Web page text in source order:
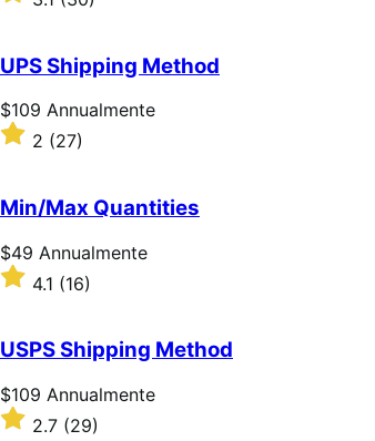
Annualmente
3.1
5
stelle
UPS Shipping Method
Prezzo
$109
Annualmente
$109 Annualmente
Valutato
5
stelle
2 (27)
Min/Max Quantities
Prezzo
$49
Annualmente
$49 Annualmente
Valutato
4.1
5
stelle
4.1 (16)
USPS Shipping Method
Prezzo
$109
$109 Annualmente
Valutato
2.7 (29)